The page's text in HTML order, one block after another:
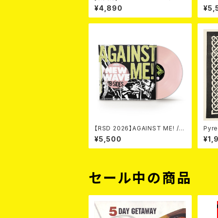
PIKUJA (LP / LTD.100 DIE-HA
RD COKE BOTTLE GREEN VI
NYL) (ITA / F.O.A.D.)
¥4,890
【RSD 2026】AGAINST ME! / N
EW WAVE B-SIDES [RSD VIN
YL EP][Coloured Vinyl](12")
¥5,500
セール中の商品